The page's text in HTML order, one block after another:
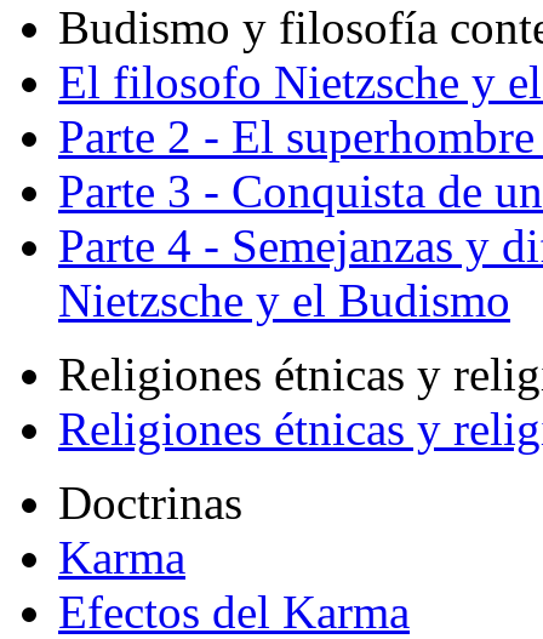
Budismo y filosofía
El filosofo Nietzsche y
Parte 2 - El
Parte 3 - Conquista de
Parte 4 - Semejanzas y
Nietzsche y el Budismo
Religiones étnicas y
Religiones étnicas y
Doctrinas
Karma
Efectos del Karma